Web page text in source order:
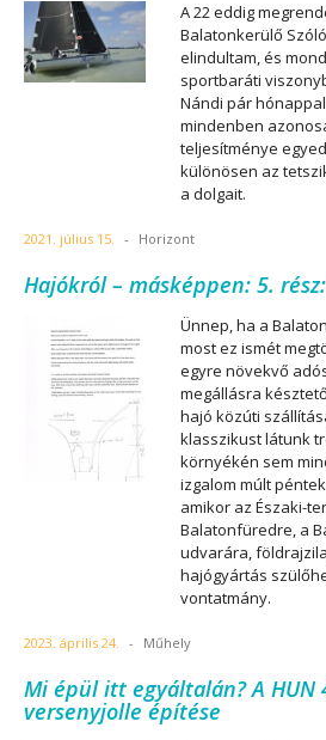
A 22 eddig
Balatonkerülő
elindultam, és
sportbaráti
Nándi pár
mindenben
teljesítménye
különösen az
a dolgait.
2021. július 15. - Horizont
Hajókról – másképpen: 5.
Ünnep, ha a
most ez ismét
egyre növekvő
megállásra
hajó közúti
klasszikust látunk
környékén sem
izgalom múlt
amikor az Északi-
Balatonfüredre, a
udvarára,
hajógyártás
vontatmány.
2023. április 24. - Műhely
Mi épül itt egyáltalán? A HUN
versenyjolle építése